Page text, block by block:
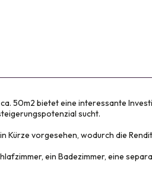
50m2 bietet eine interessante
sucht.
Kürze vorgesehen, wodurch die
ein Badezimmer, eine